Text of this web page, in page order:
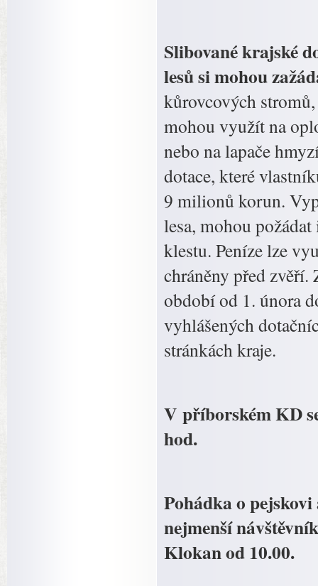
Slibované krajské
lesů si mohou
kůrovcových
mohou využít na
nebo na lapače
dotace, které
9 milionů korun.
lesa, mohou
klestu. Peníze lze
chráněny před
období od 1. února
vyhlášených
stránkách kraje.
V příborském KD
hod.
Pohádka o
nejmenší
Klokan od 10.00.